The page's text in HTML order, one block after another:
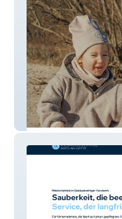
Frauwpunkt